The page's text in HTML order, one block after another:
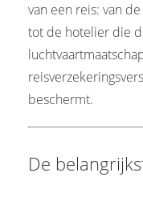
van een reis: van
tot de hotelier die
beschermt.
De